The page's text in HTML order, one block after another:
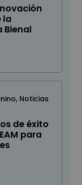
la
Bienal
, Noticias
de éxito
para